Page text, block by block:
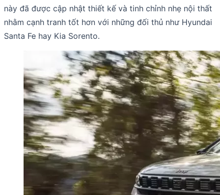
này đã được cập nhật thiết kế và tinh chỉnh nhẹ nội thất
nhằm cạnh tranh tốt hơn với những đối thủ như Hyundai
Santa Fe hay Kia Sorento.